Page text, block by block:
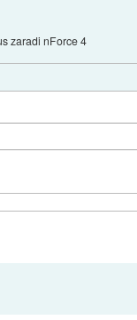
zaradi nForce 4